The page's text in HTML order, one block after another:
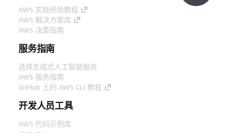
AWS 实践经验教程
AWS 解决方案库
AWS 决策指南
服务指南
选择生成式人工智能服务
AWS 服务指南
GitHub 上的 AWS CLI 教程
开发人员工具
AWS 代码示例库